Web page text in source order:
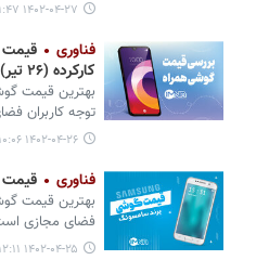
۱۴۰۲-۰۴-۲۷ ۰۹:۴۷
فناوری
قیمت
کارکرده (۲۶ تیر)
بهترین قیمت
توجه کاربران
۱۴۰۲-۰۴-۲۶ ۱۰:۰۶
فناوری قیمت
بهترین قیمت
فضای مجازی
۱۴۰۲-۰۴-۲۵ ۱۲:۱۱